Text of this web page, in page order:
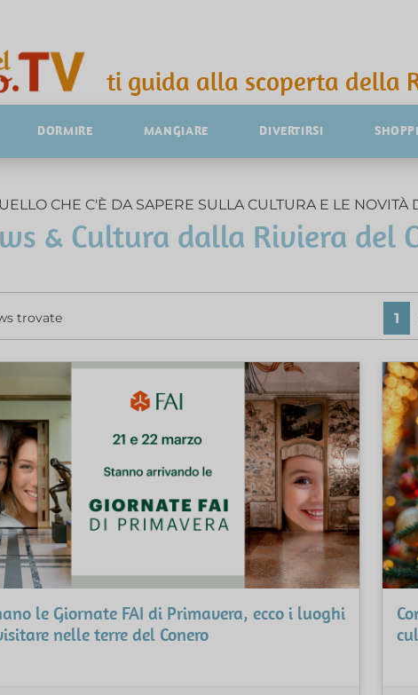
ti guida alla scoperta della
DORMIRE MANGIARE DIVERTIRSI
CHE C'È DA SAPERE SULLA CULTURA E LE NOVITÀ
& Cultura dalla Riviera del
trovate 1
le Giornate FAI di Primavera, ecco i luoghi
nelle terre del Conero